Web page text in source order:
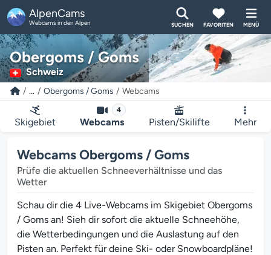
AlpenCams
Webcams in den Alpen SUCHEN FAVORITEN MENÜ
Obergoms / Goms
Schweiz
... Obergoms / Goms Webcams
Skigebiet
4
Webcams Pisten/Skilifte Mehr
Webcams Obergoms / Goms
Prüfe die aktuellen Schneeverhältnisse und das
Wetter
Schau dir die 4 Live-Webcams im Skigebiet Obergoms
/ Goms an! Sieh dir sofort die aktuelle Schneehöhe,
die Wetterbedingungen und die Auslastung auf den
Pisten an. Perfekt für deine Ski- oder Snowboardpläne!